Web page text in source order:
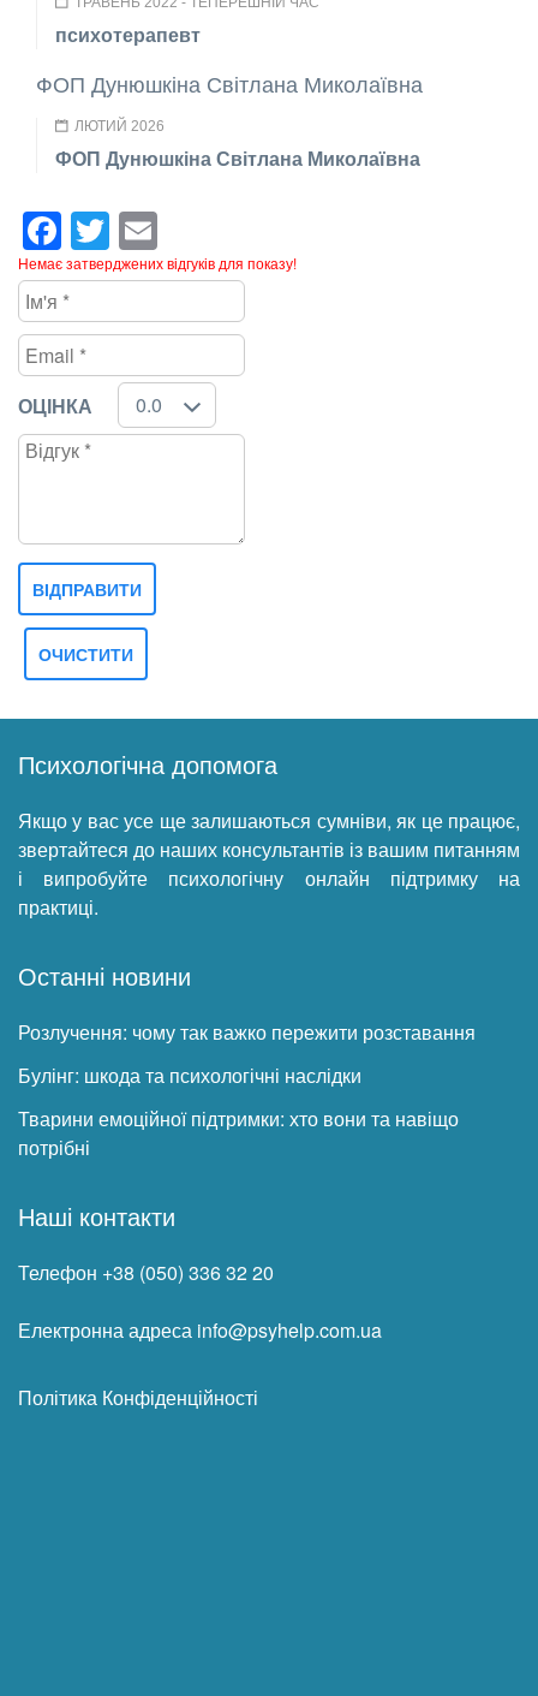
психотерапевт
ФОП Дунюшкіна Світлана Миколаївна
ЛЮТИЙ 2026
ФОП Дунюшкіна Світлана Миколаївна
Facebook
Twitter
Немає затверджених відгуків для показу!
ОЦІНКА
Психологічна допомога
Якщо у вас усе ще залишаються сумніви, як це працює,
звертайтеся до наших консультантів із вашим питанням
і випробуйте психологічну онлайн підтримку на
практиці.
Останні новини
Розлучення: чому так важко пережити розставання
Булінг: шкода та психологічні наслідки
Тварини емоційної підтримки: хто вони та навіщо
потрібні
Наші контакти
Телефон +38 (050) 336 32 20
Електронна адреса info@psyhelp.com.ua
Політика Конфіденційності